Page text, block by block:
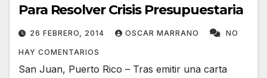
Para Resolver Crisis Presupuestaria
26 FEBRERO, 2014 OSCAR MARRANO NO
HAY COMENTARIOS
San Juan, Puerto Rico – Tras emitir una carta